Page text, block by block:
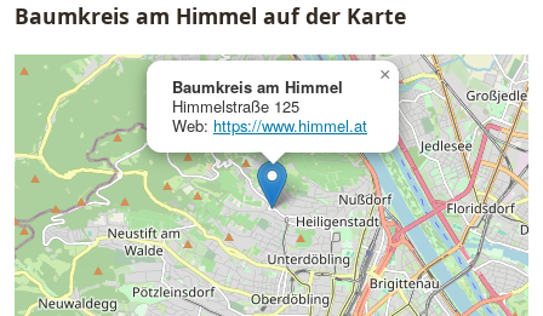
Baumkreis am Himmel auf der Karte
Baumkreis am Himmel
Himmelstraße 125
Web: https://www.himmel.at
×